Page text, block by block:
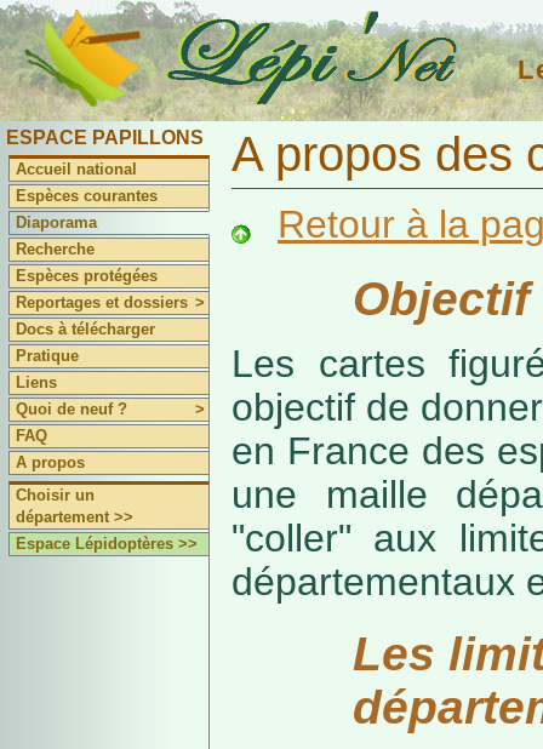
ESPACE PAPILLONS
Accueil national
Espèces courantes
Diaporama
Recherche
Espèces protégées
Reportages et dossiers >
Docs à télécharger
Pratique
Liens
Quoi de neuf ?
>
FAQ
A propos
Choisir un
département >>
Espace Lépidoptères >>
A propos des
Retour à la
Objectif
Les cartes
objectif de
en France des
une maille
"coller" aux
départementaux
Les